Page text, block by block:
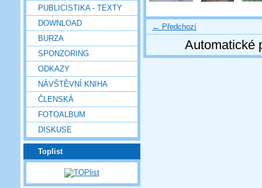
PUBLICISTIKA - TEXTY
DOWNLOAD
BURZA
SPONZORING
ODKAZY
NÁVŠTĚVNÍ KNIHA
ČLENSKÁ
FOTOALBUM
DISKUSE
Toplist
← Předchozí
Automatické